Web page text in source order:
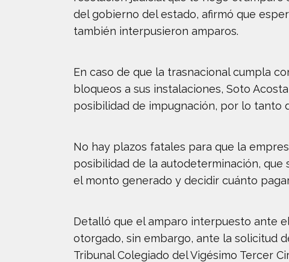
del gobierno del estado, afirmó que
también interpusieron amparos.
En caso de que la trasnacional cumpla
bloqueos a sus instalaciones, Soto
posibilidad de impugnación, por lo tanto
No hay plazos fatales para que la
posibilidad de la autodeterminación,
el monto generado y decidir cuánto
Detalló que el amparo interpuesto ante
otorgado, sin embargo, ante la solicitud
Tribunal Colegiado del Vigésimo Tercer